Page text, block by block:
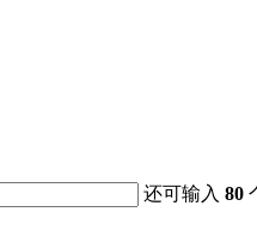
还可输入80